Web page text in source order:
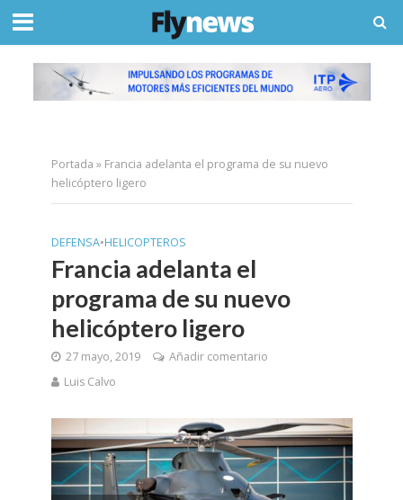
Portada » Francia adelanta el programa de su nuevo
helicóptero ligero
DEFENSA•HELICOPTEROS
Francia adelanta el
programa de su nuevo
helicóptero ligero
27 mayo, 2019
Añadir comentario
Luis Calvo